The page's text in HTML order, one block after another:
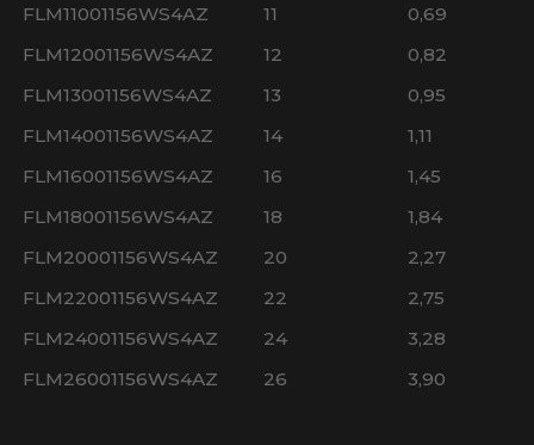
FLM11001156WS4AZ
11
0,69
FLM12001156WS4AZ
12
0,82
FLM13001156WS4AZ
13
0,95
FLM14001156WS4AZ
14
1,11
FLM16001156WS4AZ
16
1,45
FLM18001156WS4AZ
18
1,84
FLM20001156WS4AZ
20
2,27
FLM22001156WS4AZ
22
2,75
FLM24001156WS4AZ
24
3,28
FLM26001156WS4AZ
26 3,90